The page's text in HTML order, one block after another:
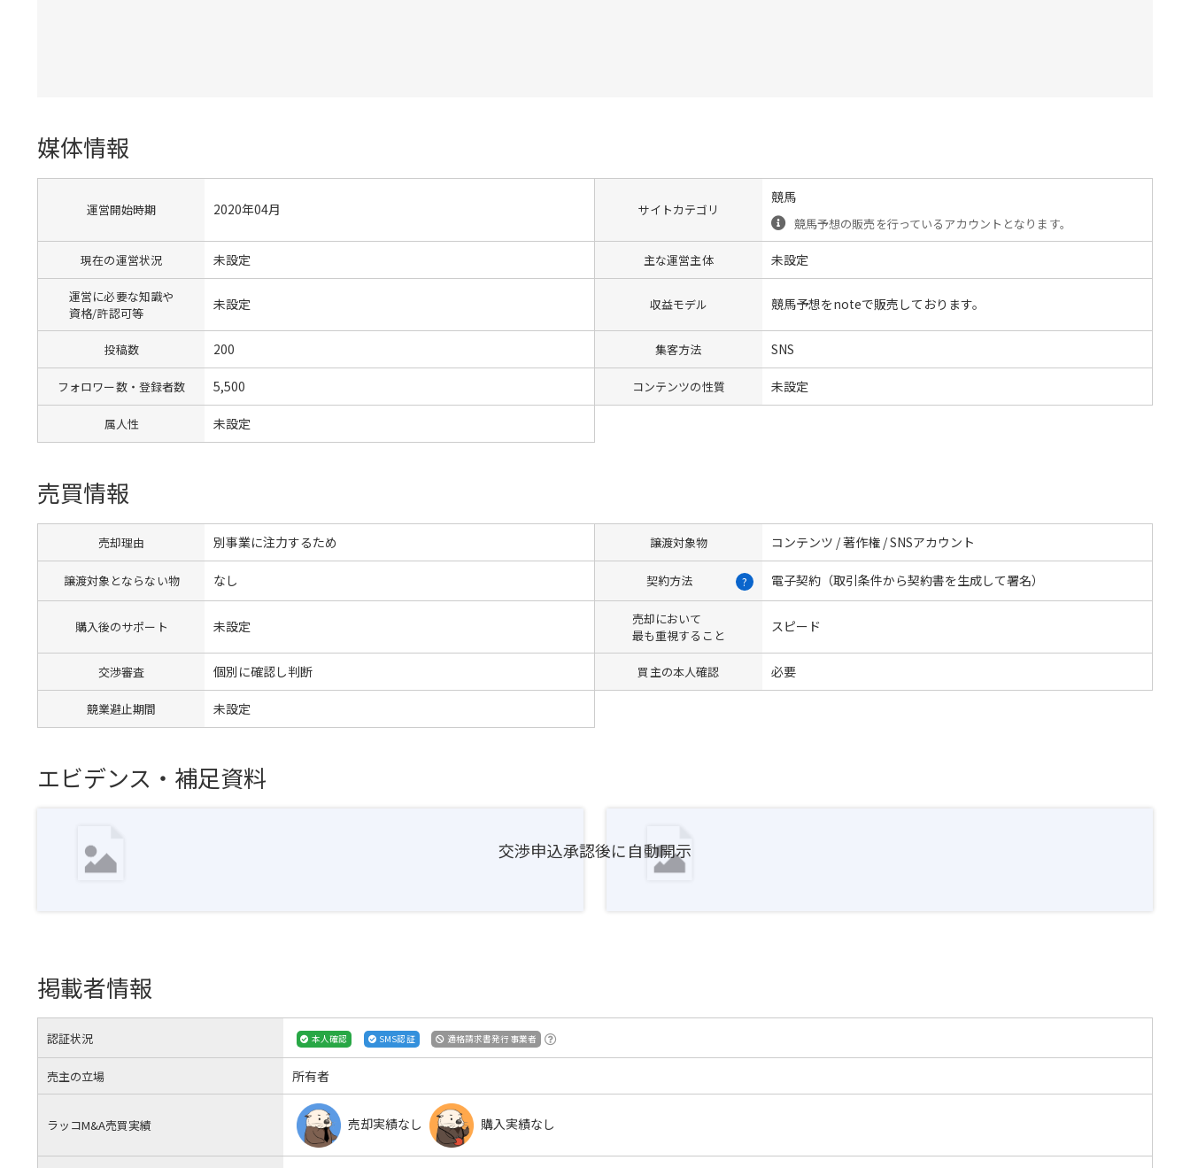
媒体情報
運営開始時期 2020年04月 サイトカテゴリ
競馬
競馬予想の販売を行っているアカウントとなります。
現在の運営状況 未設定 主な運営主体 未設定
運営に必要な知識や
資格/許認可等
未設定 収益モデル 競馬予想をnoteで販売しております。
投稿数 200 集客方法 SNS
フォロワー数・登録者数 5,500 コンテンツの性質 未設定
属人性 未設定
売買情報
売却理由 別事業に注力するため 譲渡対象物 コンテンツ / 著作権 / SNSアカウント
譲渡対象とならない物 なし 契約方法 ? 電子契約（取引条件から契約書を生成して署名）
購入後のサポート 未設定
売却において
最も重視すること
スピード
交渉審査 個別に確認し判断 買主の本人確認 必要
競業避止期間 未設定
エビデンス・補足資料
交渉申込承認後に自動開示
掲載者情報
認証状況 本人確認 SMS認証 適格請求書発行事業者
売主の立場 所有者
ラッコM&A売買実績 売却実績なし 購入実績なし